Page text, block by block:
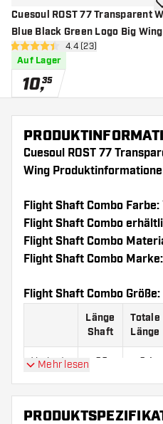
Cuesoul ROST 77 Transparent
Blue Black Green Logo Big
Dart FlightsBewertungsbereich
4.4 Bewertungssterne
4.4 (23)
Auf Lager
10,35
Cuesoul ROST 77
Wing
Flight Shaft Combo Farbe:
Flight Shaft Combo
Flight Shaft Combo
Flight Shaft Combo Marke:
Flight Shaft Combo Größe:
Länge
Shaft
Totale
Länge
Variante
23
64
M
mm
mm
Mehr lesen